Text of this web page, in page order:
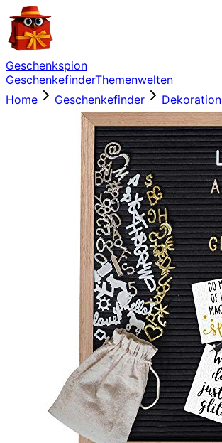
Geschenkspion
GeschenkefinderThemenwelten
Home
Geschenkefinder Dekoration